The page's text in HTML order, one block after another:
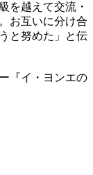
を越えて交流・
お互いに分け合
と努めた」と伝
『イ・ヨンエの